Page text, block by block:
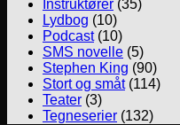
Instruktører (35)
Lydbog (10)
Podcast(10)
SMS novelle (5)
Stephen King (90)
Stort og småt(114)
Teater (3)
Tegneserier (132)